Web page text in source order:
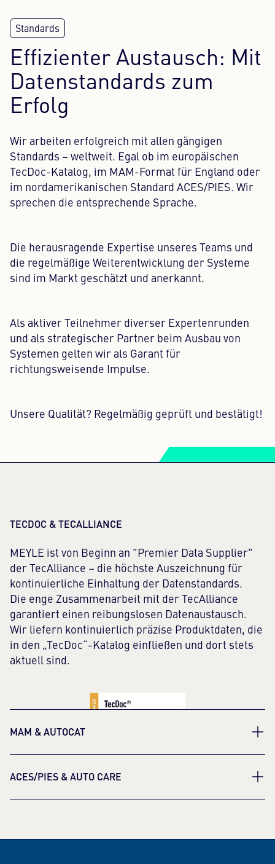
Effizienter Austausch: Mit
Datenstandards zum
Erfolg
Wir arbeiten erfolgreich mit allen gängigen
Standards – weltweit. Egal ob im europäischen
TecDoc-Katalog, im MAM-Format für England oder
im nordamerikanischen Standard ACES/PIES. Wir
sprechen die entsprechende Sprache.
Die herausragende Expertise unseres Teams und
die regelmäßige Weiterentwicklung der Systeme
sind im Markt geschätzt und anerkannt.
Als aktiver Teilnehmer diverser Expertenrunden
und als strategischer Partner beim Ausbau von
Systemen gelten wir als Garant für
richtungsweisende Impulse.
Unsere Qualität? Regelmäßig geprüft und bestätigt!
TECDOC & TECALLIANCE
MEYLE ist von Beginn an "Premier Data Supplier"
der TecAlliance – die höchste Auszeichnung für
kontinuierliche Einhaltung der Datenstandards.
Die enge Zusammenarbeit mit der TecAlliance
garantiert einen reibungslosen Datenaustausch.
Wir liefern kontinuierlich präzise Produktdaten, die
in den „TecDoc“-Katalog einfließen und dort stets
aktuell sind.
MAM & AUTOCAT
ebenfalls in gewohnt höchster Qualität bereit. Über
ACES/PIES & AUTO CARE
PIES™ zur Verfügung. Über die Austauschplattform